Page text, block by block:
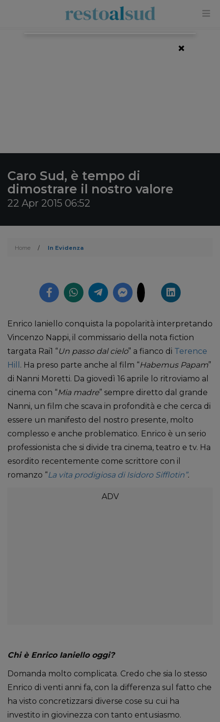
Caro Sud, è tempo di
dimostrare il nostro valore
22 Apr 2015 06:52
Home / In Evidenza
Enrico Ianiello conquista la popolarità interpretando
Vincenzo Nappi, il commissario della nota fiction
targata Rai1 “Un passo dal cielo” a fianco di Terence
Hill . Ha preso parte anche al film “Habemus Papam”
di Nanni Moretti. Da giovedì 16 aprile lo ritroviamo al
cinema con “Mia madre” sempre diretto dal grande
Nanni, un film che scava in profondità e che cerca di
essere un manifesto del nostro presente, molto
complesso e anche problematico. Enrico è un serio
professionista che si divide tra cinema, teatro e tv. Ha
esordito recentemente come scrittore con il
romanzo “La vita prodigiosa di Isidoro Sifflotin”.
Chi è Enrico Ianiello oggi?
Domanda molto complicata. Credo che sia lo stesso
Enrico di venti anni fa, con la differenza sul fatto che
ha visto concretizzarsi diverse cose su cui ha
investito in giovinezza con tanto entusiasmo.
×